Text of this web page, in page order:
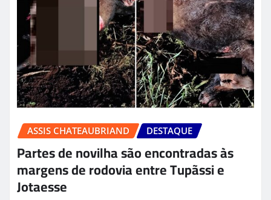
ASSIS CHATEAUBRIAND DESTAQUE
Partes de novilha são encontradas às
margens de rodovia entre Tupãssi e
Jotaesse